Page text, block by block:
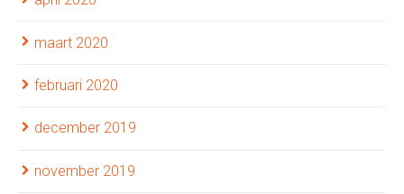
maart 2020
februari 2020
december 2019
november 2019